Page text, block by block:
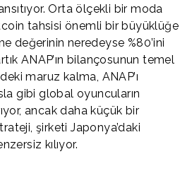
Orta ölçekli bir moda
tahsisi önemli bir büyüklüğe
değerinin neredeyse %80’ini
ANAP’ın bilançosunun temel
maruz kalma, ANAP’ı
gibi global oyuncuların
ancak daha küçük bir
şirketi Japonya’daki
kılıyor.